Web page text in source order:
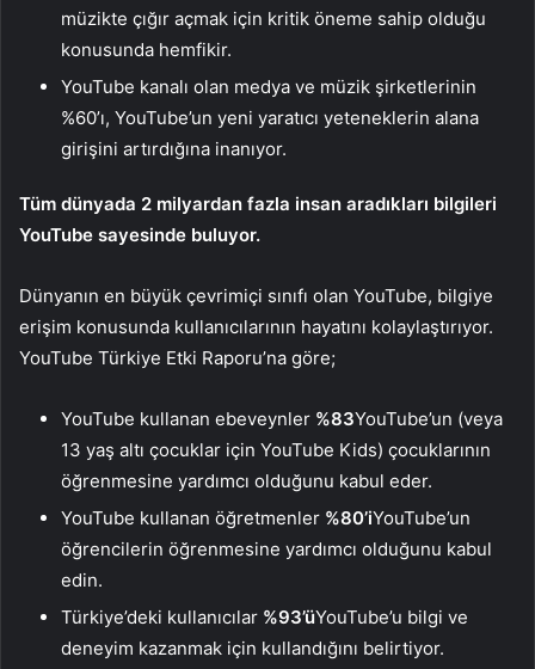
müzikte çığır açmak için kritik öneme sahip olduğu
konusunda hemfikir.
YouTube kanalı olan medya ve müzik şirketlerinin
%60’ı, YouTube’un yeni yaratıcı yeteneklerin alana
girişini artırdığına inanıyor.
Tüm dünyada 2 milyardan fazla insan aradıkları bilgileri
YouTube sayesinde buluyor.
Dünyanın en büyük çevrimiçi sınıfı olan YouTube, bilgiye
erişim konusunda kullanıcılarının hayatını kolaylaştırıyor.
YouTube Türkiye Etki Raporu’na göre;
YouTube kullanan ebeveynler %83YouTube’un (veya
13 yaş altı çocuklar için YouTube Kids) çocuklarının
öğrenmesine yardımcı olduğunu kabul eder.
YouTube kullanan öğretmenler %80’iYouTube’un
öğrencilerin öğrenmesine yardımcı olduğunu kabul
edin.
Türkiye’deki kullanıcılar %93’üYouTube’u bilgi ve
deneyim kazanmak için kullandığını belirtiyor.